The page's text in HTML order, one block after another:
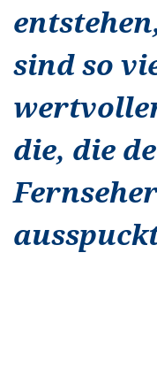
sind so
die, die